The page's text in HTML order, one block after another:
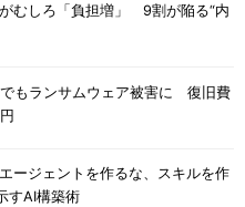
むしろ「負担増」 9割が陥る“内
もランサムウェア被害に 復旧費
ージェントを作るな、スキルを作
AI構築術